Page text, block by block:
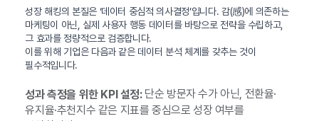
성장 해킹의 본질은 ‘데이터 중심적 의사결정’입니다. 감(感)에 의존하는
마케팅이 아닌, 실제 사용자 행동 데이터를 바탕으로 전략을 수립하고,
그 효과를 정량적으로 검증합니다.
이를 위해 기업은 다음과 같은 데이터 분석 체계를 갖추는 것이
필수적입니다.
성과 측정을 위한 KPI 설정:단순 방문자 수가 아닌, 전환율·
유지율·추천지수 같은 지표를 중심으로 성장 여부를